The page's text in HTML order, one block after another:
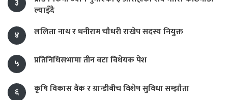
३
ल्याइँदै
४
ललिता नाथ र धनीराम चौधरी राखेप सदस्य नियुक्त
५ प्रतिनिधिसभामा तीन वटा विधेयक पेश
६ कृषि विकास बैंक र ग्रान्डीबीच विशेष सुविधा सम्झौता